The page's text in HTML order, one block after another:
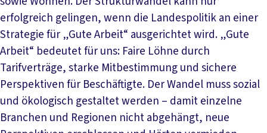
erfolgreich gelingen, wenn die Landespolitik an einer
Strategie für „Gute Arbeit“ ausgerichtet wird. „Gute
Arbeit“ bedeutet für uns: Faire Löhne durch
Tarifverträge, starke Mitbestimmung und sichere
Perspektiven für Beschäftigte. Der Wandel muss sozial
und ökologisch gestaltet werden – damit einzelne
Branchen und Regionen nicht abgehängt, neue